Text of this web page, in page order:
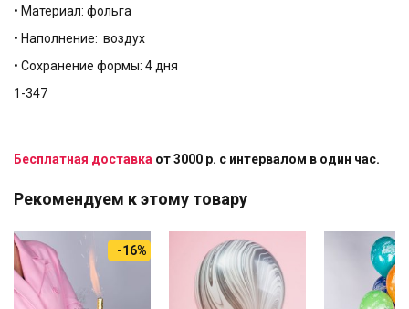
• Материал: фольга
• Наполнение: воздух
• Сохранение формы: 4 дня
1-347
Бесплатная доставка от 3000 р. с интервалом в один час.
Рекомендуем к этому товару
-16%